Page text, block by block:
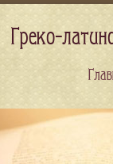
Греко-